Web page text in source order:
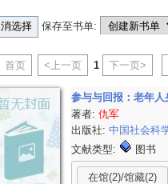
保存至书单:
首页 <上一页 1 下一页>
参与与回报：老年
著者:仇军
出版社:中国社会科
文献类型:
图书
在馆(2)/馆藏(2)